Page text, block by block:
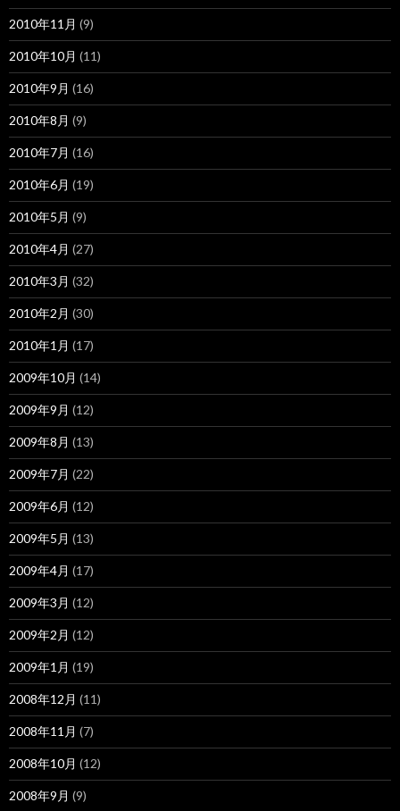
2010年11月 (9)
2010年10月 (11)
2010年9月 (16)
2010年8月 (9)
2010年7月 (16)
2010年6月 (19)
2010年5月 (9)
2010年4月 (27)
2010年3月 (32)
2010年2月 (30)
2010年1月 (17)
2009年10月 (14)
2009年9月 (12)
2009年8月 (13)
2009年7月 (22)
2009年6月 (12)
2009年5月 (13)
2009年4月 (17)
2009年3月 (12)
2009年2月 (12)
2009年1月 (19)
2008年12月 (11)
2008年11月 (7)
2008年10月 (12)
2008年9月 (9)